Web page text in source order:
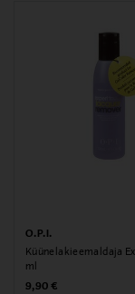
O.P.I.
Küünelakieemaldaja
ml
Original Price
9,90 €